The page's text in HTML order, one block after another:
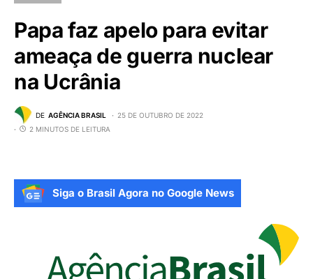
Papa faz apelo para evitar
ameaça de guerra nuclear
na Ucrânia
DE AGÊNCIA BRASIL
25 DE OUTUBRO DE 2022
2 MINUTOS DE LEITURA
Siga o Brasil Agora no Google News